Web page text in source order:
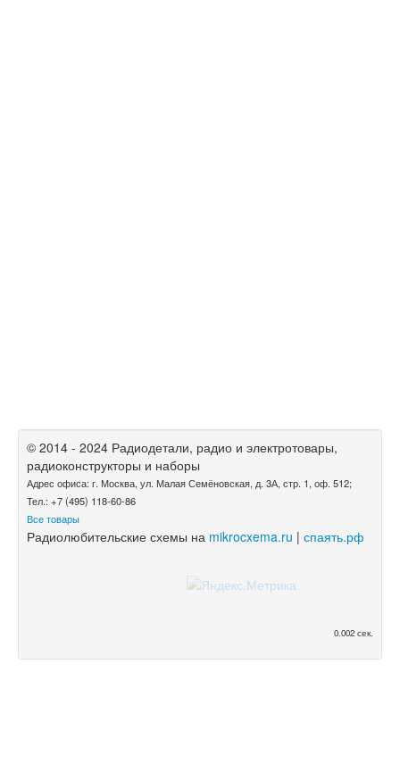
© 2014 - 2024 Радиодетали, радио и электротовары,
радиоконструкторы и наборы
Адрес офиса: г. Москва, ул. Малая Семёновская, д. 3А, стр. 1, оф. 512;
Тел.: +7 (495) 118-60-86
Все товары
Радиолюбительские схемы на mikrocxema.ru | спаять.рф
0.002 сек.